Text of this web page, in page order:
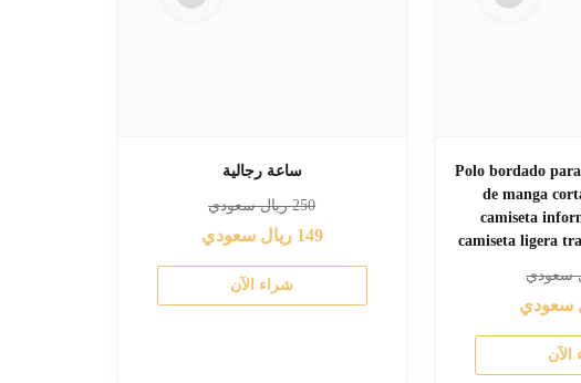
Polo bordado
de manga
camiseta
camiseta ligera
سعودي
سعودي
الآن
ساعة رجالية
250ريال سعودي
149 ريال سعودي
شراء الآن